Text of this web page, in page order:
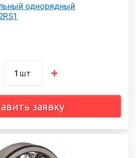
однорядный
шт
заявку